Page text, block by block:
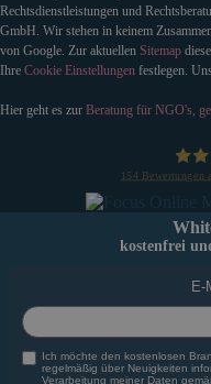
Rechtsdienstleistungen und
GmbH. Wir stehen in keinem
von Google. Zur aktuellen Sitemap
Ihre Cookie Einstellungen festlegen.
Hier geht es zur Beratung für NGO's,
154 Bewertungen
kostenfrei
E-
Ich möchte den kostenlosen
regelmäßig über Neuigkeiten
Verarbeitung meiner Daten